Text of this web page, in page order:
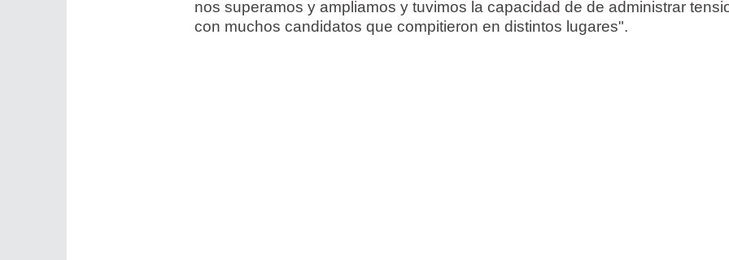
nos superamos y ampliamos y tuvimos la capacidad de de administrar
con muchos candidatos que compitieron en distintos lugares".